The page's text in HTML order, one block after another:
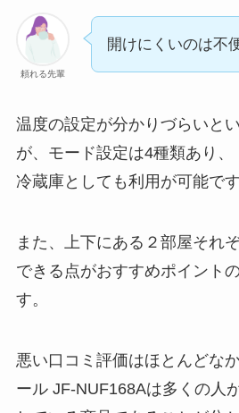
頼れる先輩
開けにくいのは不
温度の設定が分かりづらいと
が、モード設定は4種類あり
冷蔵庫としても利用が可能です
また、上下にある２部屋それ
できる点がおすすめポイント
す。
悪い口コミ評価はほとんどな
ール JF-NUF168Aは多くの人